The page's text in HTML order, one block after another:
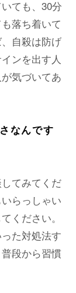
ても、30分
落ち着いて
自殺は防げ
ンを出す人
気づいてあ
なんです
てみてくだ
らっしゃい
ください。
た対処法す
段から習慣